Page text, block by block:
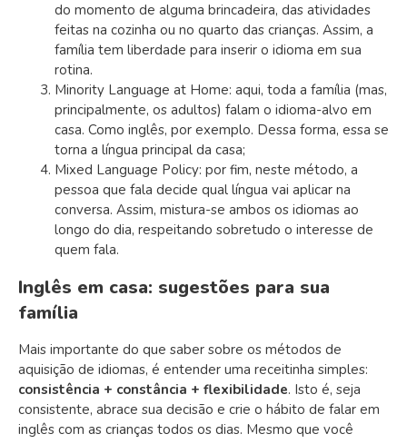
do momento de alguma brincadeira, das atividades
feitas na cozinha ou no quarto das crianças. Assim, a
família tem liberdade para inserir o idioma em sua
rotina.
Minority Language at Home: aqui, toda a família (mas,
principalmente, os adultos) falam o idioma-alvo em
casa. Como inglês, por exemplo. Dessa forma, essa se
torna a língua principal da casa;
Mixed Language Policy: por fim, neste método, a
pessoa que fala decide qual língua vai aplicar na
conversa. Assim, mistura-se ambos os idiomas ao
longo do dia, respeitando sobretudo o interesse de
quem fala.
Inglês em casa: sugestões para sua
família
Mais importante do que saber sobre os métodos de
aquisição de idiomas, é entender uma receitinha simples:
consistência + constância + flexibilidade. Isto é, seja
consistente, abrace sua decisão e crie o hábito de falar em
inglês com as crianças todos os dias. Mesmo que você